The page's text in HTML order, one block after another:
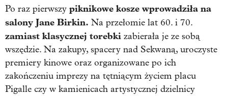
Po raz pierwszy piknikowe kosze wprowadziła na
salony Jane Birkin. Na przełomie lat 60. i 70.
zamiast klasycznej torebki zabierała je ze sobą
wszędzie. Na zakupy, spacery nad Sekwaną, uroczyste
premiery kinowe oraz organizowane po ich
zakończeniu imprezy na tętniącym życiem placu
Pigalle czy w kamienicach artystycznej dzielnicy